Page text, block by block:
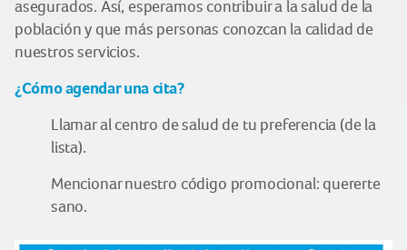
asegurados. Así, esperamos contribuir a la salud de la
población y que más personas conozcan la calidad de
nuestros servicios.
¿Cómo agendar una cita?
Llamar al centro de salud de tu preferencia (de la
lista).
Mencionar nuestro código promocional: quererte
sano.